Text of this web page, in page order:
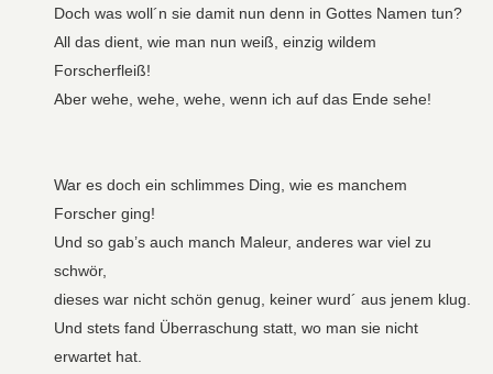
Doch was woll´n sie damit nun denn in Gottes Namen tun?
All das dient, wie man nun weiß, einzig wildem
Forscherfleiß!
Aber wehe, wehe, wehe, wenn ich auf das Ende sehe!
War es doch ein schlimmes Ding, wie es manchem
Forscher ging!
Und so gab’s auch manch Maleur, anderes war viel zu
schwör,
dieses war nicht schön genug, keiner wurd´ aus jenem klug.
Und stets fand Überraschung statt, wo man sie nicht
erwartet hat.